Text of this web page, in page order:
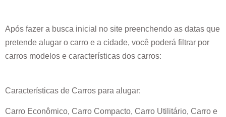
Após fazer a busca inicial no site preenchendo as datas que
pretende alugar o carro e a cidade, você poderá filtrar por
carros modelos e características dos carros:
Características de Carros para alugar:
Carro Econômico, Carro Compacto, Carro Utilitário, Carro e